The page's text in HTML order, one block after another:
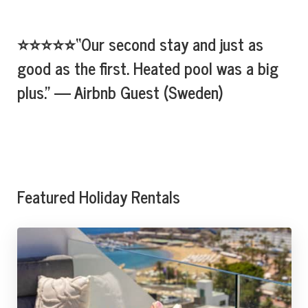
⭐⭐⭐⭐⭐“Our second stay and just as
good as the first. Heated pool was a big
plus.” — Airbnb Guest (Sweden)
Featured Holiday Rentals